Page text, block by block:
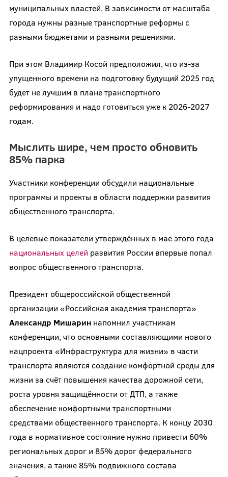
муниципальных властей. В зависимости от масштаба
города нужны разные транспортные реформы с
разными бюджетами и разными решениями.
При этом Владимир Косой предположил, что из-за
упущенного времени на подготовку будущий 2025 год
будет не лучшим в плане транспортного
реформирования и надо готовиться уже к 2026-2027
годам.
Мыслить шире, чем просто обновить
85% парка
Участники конференции обсудили национальные
программы и проекты в области поддержки развития
общественного транспорта.
В целевые показатели утверждённых в мае этого года
национальных целей развития России впервые попал
вопрос общественного транспорта.
Президент общероссийской общественной
организации «Российская академия транспорта»
Александр Мишариннапомнил участникам
конференции, что основными составляющими нового
нацпроекта «Инфраструктура для жизни» в части
транспорта являются создание комфортной среды для
жизни за счёт повышения качества дорожной сети,
роста уровня защищённости от ДТП, а также
обеспечение комфортными транспортными
средствами общественного транспорта. К концу 2030
года в нормативное состояние нужно привести 60%
региональных дорог и 85% дорог федерального
значения, а также 85% подвижного состава